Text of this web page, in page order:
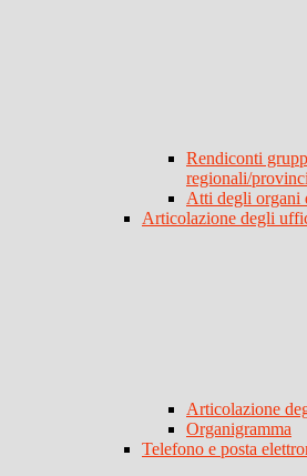
Rendiconti
regionali/
Atti degli organi
Articolazione degli
Articolazione
Organigramma
Telefono e posta